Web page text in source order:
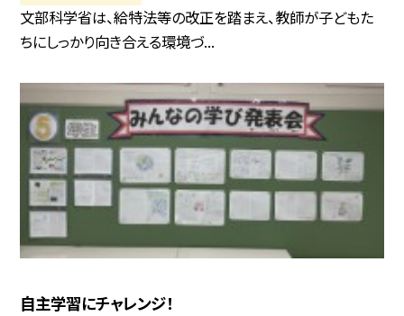
文部科学省は、給特法等の改正を踏まえ、教師が子どもた
ちにしっかり向き合える環境づ...
自主学習にチャレンジ！